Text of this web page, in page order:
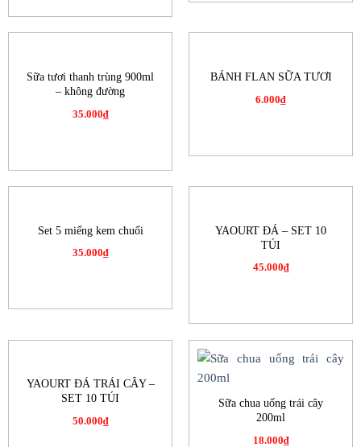
Sữa tươi thanh trùng 900ml
– không đường
35.000₫
BÁNH FLAN SỮA TƯƠI
6.000₫
Set 5 miếng kem chuối
35.000₫
YAOURT ĐÁ – SET 10
TÚI
45.000₫
YAOURT ĐÁ TRÁI CÂY –
SET 10 TÚI
50.000₫
Sữa chua uống trái cây
200ml
18.000₫